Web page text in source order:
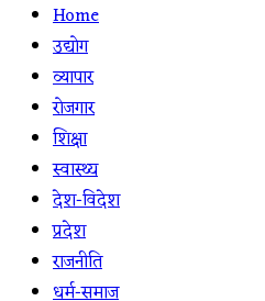
Home
उद्योग
व्यापार
रोजगार
शिक्षा
स्वास्थ्य
देश-विदेश
प्रदेश
राजनीति
धर्म-समाज